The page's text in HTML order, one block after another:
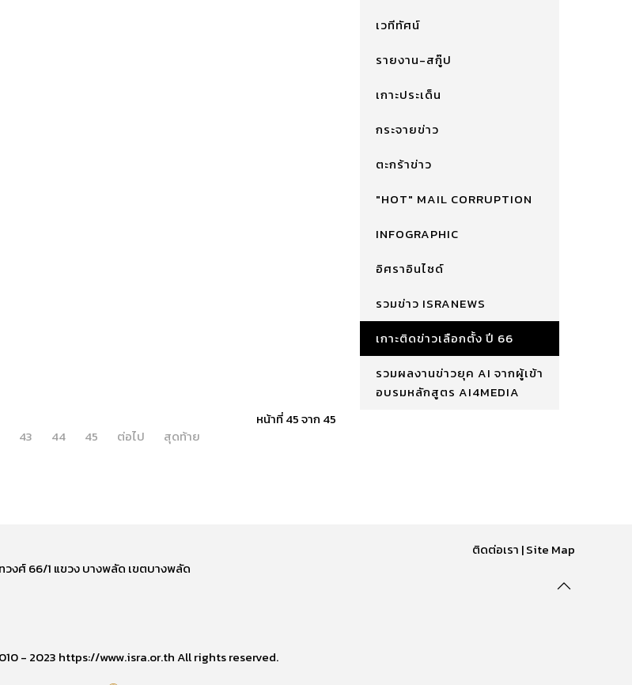
หน้าที่ 45 จาก 45
43 44 45 ต่อไป สุดท้าย
เวทีทัศน์
รายงาน-สกู๊ป
เกาะประเด็น
กระจายข่าว
ตะกร้าข่าว
"HOT" MAIL CORRUPTION
INFOGRAPHIC
อิศราอินไซด์
รวมข่าว ISRANEWS
เกาะติดข่าวเลือกตั้ง ปี 66
รวมผลงานข่าวยุค AI จากผู้เข้า
อบรมหลักสูตร AI4MEDIA
วงศ์ 66/1 แขวง บางพลัด เขตบางพลัด
ติดต่อเรา |Site Map
- 2023 https://www.isra.or.th All rights reserved.